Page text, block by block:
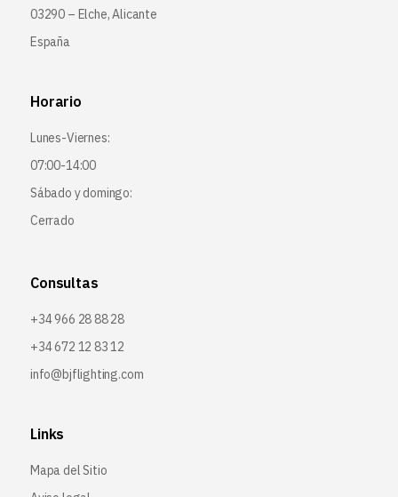
03290 – Elche, Alicante
España
Horario
Lunes-Viernes:
07:00-14:00
Sábado y domingo:
Cerrado
Consultas
+34 966 28 88 28
+34 672 12 83 12
info@bjflighting.com
Links
Mapa del Sitio